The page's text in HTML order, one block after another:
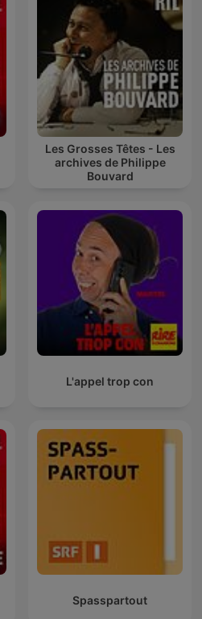
Les Grosses Têtes - Les
archives de Philippe
Bouvard
L'appel trop con
Spasspartout